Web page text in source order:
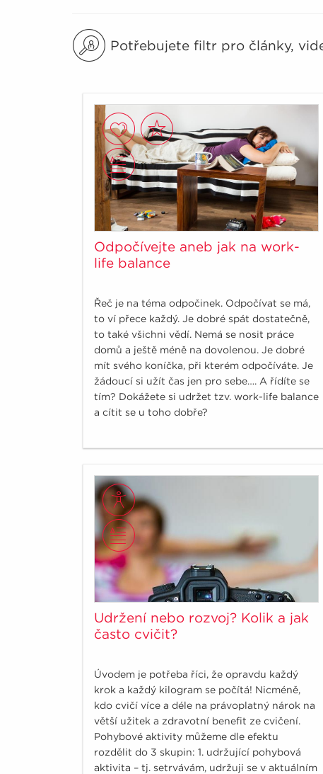
Potřebujete filtr pro články,
Odpočívejte aneb jak na work-
life balance
Řeč je na téma odpočinek. Odpočívat se má,
to ví přece každý. Je dobré spát dostatečně,
to také všichni vědí. Nemá se nosit práce
domů a ještě méně na dovolenou. Je dobré
mít svého koníčka, při kterém odpočíváte. Je
žádoucí si užít čas jen pro sebe…. A řídíte se
tím? Dokážete si udržet tzv. work-life balance
a cítit se u toho dobře?
Udržení nebo rozvoj? Kolik a jak
často cvičit?
Úvodem je potřeba říci, že opravdu každý
krok a každý kilogram se počítá! Nicméně,
kdo cvičí více a déle na právoplatný nárok na
větší užitek a zdravotní benefit ze cvičení.
Pohybové aktivity můžeme dle efektu
rozdělit do 3 skupin: 1. udržující pohybová
aktivita – tj. setrvávám, udržuji se v aktuálním